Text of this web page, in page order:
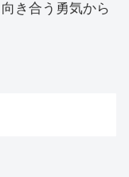
き合う勇気から